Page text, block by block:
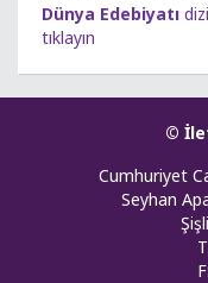
Dünya Edebiyatı
tıklayın
©
Cumhuriyet
Seyhan